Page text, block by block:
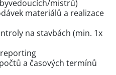
mistrů)
materiálů a realizace
na stavbách (min. 1x
a časových termínů